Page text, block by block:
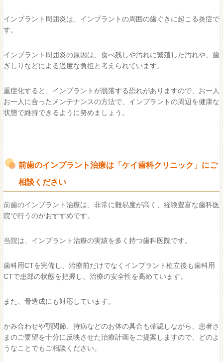
インプラント周囲炎は、インプラントの周囲の歯ぐきに起こる炎症で
す。
インプラント周囲炎の原因は、食べ残しや汚れに繁殖した汚れや、歯
ぎしりなどによる過度な負担と考えられています。
重症化すると、インプラントが脱落する恐れがありますので、お一人
お一人に合ったメンテナンスの方法で、インプラントの周辺を健康な
状態で維持できるように努めましょう。
前歯のインプラント治療は「ケイ歯科クリニック」にご
相談ください
前歯のインプラント治療は、非常に難易度が高く、経験豊富な歯科医
院で行うのがおすすめです。
当院は、インプラント治療の実績を多く持つ歯科医院です。
歯科用CTを完備し、治療前だけでなくインプラント植立後も歯科用
CTで患部の状態を把握し、治療の安全性を高めています。
また、骨造成にも対応しています。
かみ合わせや顎関節、持病などのお体の具合も確認しながら、患者さ
まのご要望を十分に反映させた治療計画をご提案しますので、どのよ
うなことでもご相談ください。